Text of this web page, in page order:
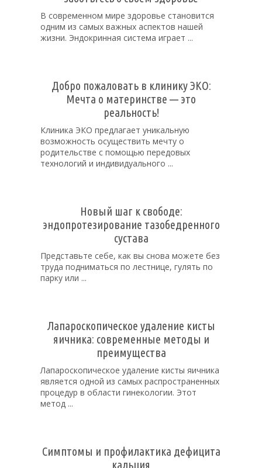
В современном мире здоровье становится
одним из самых важных аспектов нашей
жизни. Эндокринная система играет ...
Добро пожаловать в клинику ЭКО:
Мечта о материнстве — это
реальность!
Клиника ЭКО предлагает уникальную
возможность осуществить мечту о
родительстве с помощью передовых
технологий и индивидуального ...
Новый шаг к свободе:
эндопротезирование тазобедренного
сустава
Представьте себе, как вы снова можете без
труда подниматься по лестнице, гулять по
парку или ...
Лапароскопическое удаление кисты
яичника: современные методы и
преимущества
Лапароскопическое удаление кисты яичника
является одной из самых распространенных
процедур в области гинекологии. Этот
метод ...
Симптомы и профилактика дефицита
кальция